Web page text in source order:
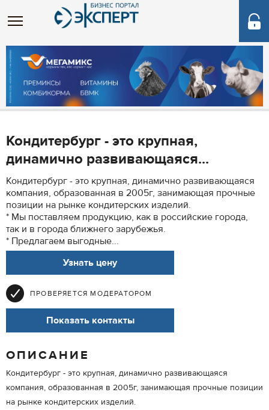
Кондитербург - это крупная,
динамично развивающаяся...
Кондитербург - это крупная, динамично развивающаяся
компания, образованная в 2005г, занимающая прочные
позиции на рынке кондитерских изделий.
* Мы поставляем продукцию, как в российские города,
так и в города ближнего зарубежья.
* Предлагаем выгодные...
Узнать цену
ПРОВЕРЯЕТСЯ МОДЕРАТОРОМ
Показать контакты
ОПИСАНИЕ
Кондитербург - это крупная, динамично развивающаяся
компания, образованная в 2005г, занимающая прочные позиции
на рынке кондитерских изделий.